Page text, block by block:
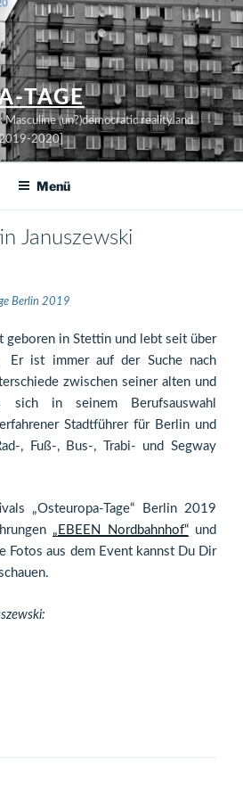
TAGE
(un?)democratic reality and
2019-2020]
Menü
Januszewski
Berlin 2019
geboren in Stettin und lebt seit über
ist immer auf der Suche nach
zwischen seiner alten und
sich in seinem Berufsauswahl
Stadtführer für Berlin und
, Fuß-, Bus-, Trabi- und Segway
„Osteuropa-Tage“ Berlin 2019
„EBEEN Nordbahnhof“und
Fotos aus dem Event kannst Du Dir